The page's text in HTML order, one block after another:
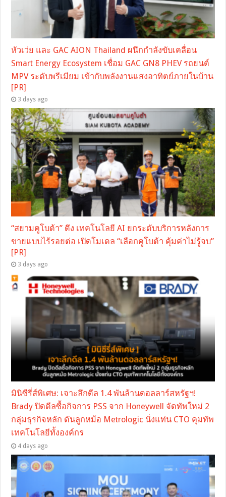
หัวเว่ย และ GAC AION Thailand ผนึกกำลังขับเคลื่อน
Smart Energy Ecosystem เชื่อม GAC GN8 PHEV รถยนต์
MPV ระดับพรีเมียม เข้ากับพลังงานแสงอาทิตย์ภายในบ้าน
[PR]
3 days ago
“สยามคูโบต้า” ดึง เทคโนโลยี AI ยกระดับบริการหลังการ
ขายแบบไร้รอยต่อ เปิดโมเดล “เลือกคูโบต้า คุ้มค่าไม่รู้จบ”
[PR]
3 days ago
มินิซีรี่ส์พิเศษ: เจาะลึกดีล 1.4 พันล้านดอลลาร์สหรัฐฯ!
Brady ปิดดีลซื้อกิจการ PSS จาก Honeywell จัดทัพใหม่ 2
กลุ่มธุรกิจหลัก ดันลูกหม้อ Metrologic นั่งแท่น CTO คุมทัพ
เทคโนโลยีทั้งองค์กร
4 days ago